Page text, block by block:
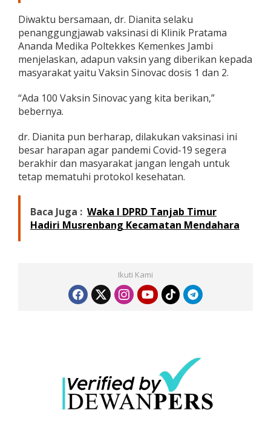
r
V
a
k
s
i
a
s
a
s
s
a
l
Diwaktu bersamaan, dr. Dianita selaku
penanggungjawab vaksinasi di Klinik Pratama
Ananda Medika Poltekkes Kemenkes Jambi
menjelaskan, adapun vaksin yang diberikan kepada
masyarakat yaitu Vaksin Sinovac dosis 1 dan 2.
“Ada 100 Vaksin Sinovac yang kita berikan,”
bebernya.
dr. Dianita pun berharap, dilakukan vaksinasi ini
besar harapan agar pandemi Covid-19 segera
berakhir dan masyarakat jangan lengah untuk
tetap mematuhi protokol kesehatan.
Baca Juga : Waka I DPRD Tanjab Timur
Hadiri Musrenbang Kecamatan Mendahara
Ikuti Kami